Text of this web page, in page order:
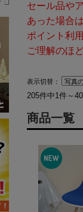
セール品や
あった場合
ポイント利
ご理解のほ
表示切替：
205件中1件～
商品一覧